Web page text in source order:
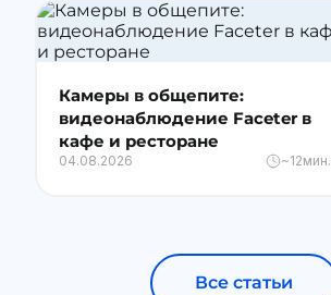
Камеры в общепите:
видеонаблюдение Faceter в
кафе и ресторане
04.08.2026 ~12мин.
Все статьи